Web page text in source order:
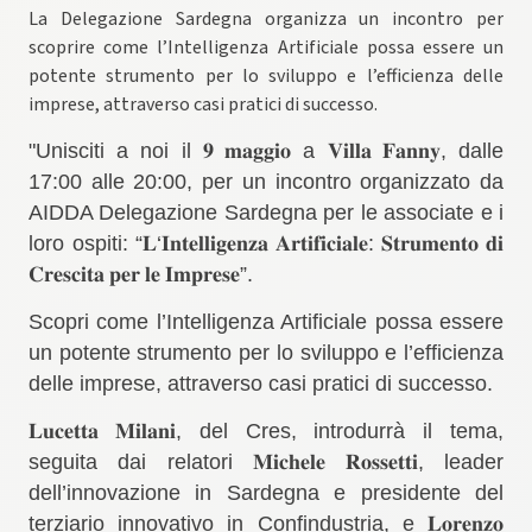
La Delegazione Sardegna organizza un incontro per
scoprire come l’Intelligenza Artificiale possa essere un
potente strumento per lo sviluppo e l’efficienza delle
imprese, attraverso casi pratici di successo.
"Unisciti a noi il 𝟗 𝐦𝐚𝐠𝐠𝐢𝐨 a 𝐕𝐢𝐥𝐥𝐚 𝐅𝐚𝐧𝐧𝐲, dalle
17:00 alle 20:00, per un incontro organizzato da
AIDDA Delegazione Sardegna per le associate e i
loro ospiti: “𝐋‘𝐈𝐧𝐭𝐞𝐥𝐥𝐢𝐠𝐞𝐧𝐳𝐚 𝐀𝐫𝐭𝐢𝐟𝐢𝐜𝐢𝐚𝐥𝐞:𝐒𝐭𝐫𝐮𝐦𝐞𝐧𝐭𝐨 𝐝𝐢
𝐂𝐫𝐞𝐬𝐜𝐢𝐭𝐚 𝐩𝐞𝐫 𝐥𝐞 𝐈𝐦𝐩𝐫𝐞𝐬𝐞”.
Scopri come l’Intelligenza Artificiale possa essere
un potente strumento per lo sviluppo e l’efficienza
delle imprese, attraverso casi pratici di successo.
𝐋𝐮𝐜𝐞𝐭𝐭𝐚 𝐌𝐢𝐥𝐚𝐧𝐢, del Cres, introdurrà il tema,
seguita dai relatori𝐌𝐢𝐜𝐡𝐞𝐥𝐞 𝐑𝐨𝐬𝐬𝐞𝐭𝐭𝐢, leader
dell’innovazione in Sardegna e presidente del
terziario innovativo in Confindustria, e 𝐋𝐨𝐫𝐞𝐧𝐳𝐨